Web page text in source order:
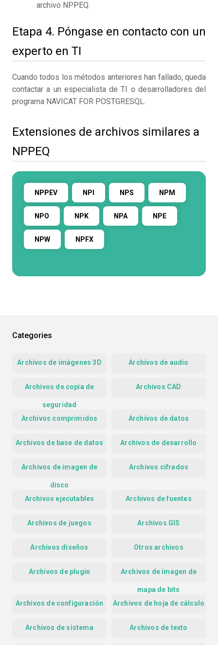
archivo NPPEQ.
Etapa 4. Póngase en contacto con un
experto en TI
Cuando todos los métodos anteriores han fallado, queda
contactar a un especialista de TI o desarrolladores del
programa NAVICAT FOR POSTGRESQL.
Extensiones de archivos similares a
NPPEQ
NPPEV NPI NPS NPM
NPO NPK NPA NPE
NPW NPFX
Categories
Archivos de imágenes 3D Archivos de audio
Archivos de copia de
seguridad
Archivos CAD
Archivos comprimidos Archivos de datos
Archivos de base de datos Archivos de desarrollo
Archivos de imagen de
disco
Archivos cifrados
Archivos ejecutables Archivos de fuentes
Archivos de juegos Archivos GIS
Archivos diseños Otros archivos
Archivos de plugin Archivos de imagen de
mapa de bits
Archivos de configuración
Archivos de hoja de cálculo
Archivos de sistema Archivos de texto